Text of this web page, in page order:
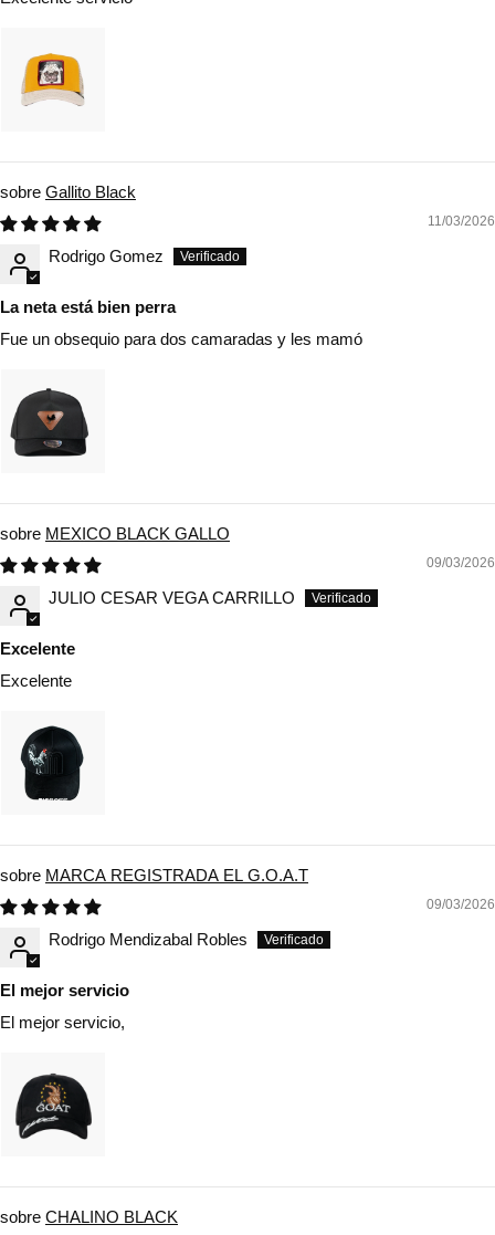
Gallito Black
11/03/2026
Rodrigo Gomez
La neta está bien perra
Fue un obsequio para dos camaradas y les mamó
MEXICO BLACK GALLO
09/03/2026
JULIO CESAR VEGA CARRILLO
Excelente
Excelente
MARCA REGISTRADA EL G.O.A.T
09/03/2026
Rodrigo Mendizabal Robles
El mejor servicio
El mejor servicio,
CHALINO BLACK